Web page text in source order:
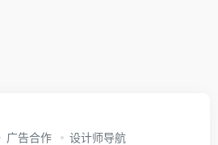
广告合作 设计师导航